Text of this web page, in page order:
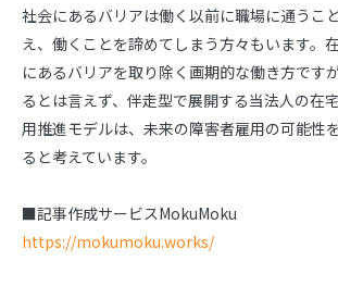
社会にあるバリアは働く以前に職場に通うこ
え、働くことを諦めてしまう方々もいます。
にあるバリアを取り除く画期的な働き方です
るとは言えず、伴走型で展開する当法人の在
用推進モデルは、未来の障害者雇用の可能性
ると考えています。
■記事作成サービスMokuMoku
https://mokumoku.works/